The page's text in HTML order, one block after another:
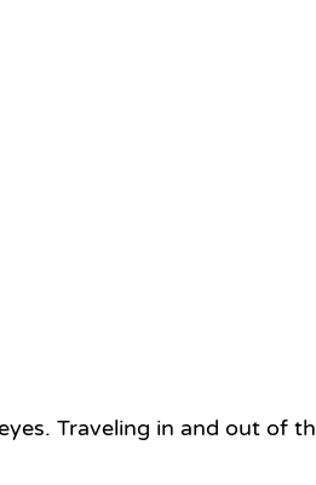
Traveling in and out of